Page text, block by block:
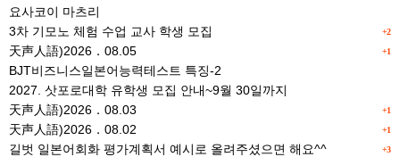
요사코이 마츠리
+2
3차 기모노 체험 수업 교사 학생 모집
+1
天声人語)2026．08.05
BJT비즈니스일본어능력테스트 특징-2
2027. 삿포로대학 유학생 모집 안내~9월 30일까지
+1
天声人語)2026．08.03
+1
天声人語)2026．08.02
+3
길벗 일본어회화 평가계획서 예시로 올려주셨으면 해요^^